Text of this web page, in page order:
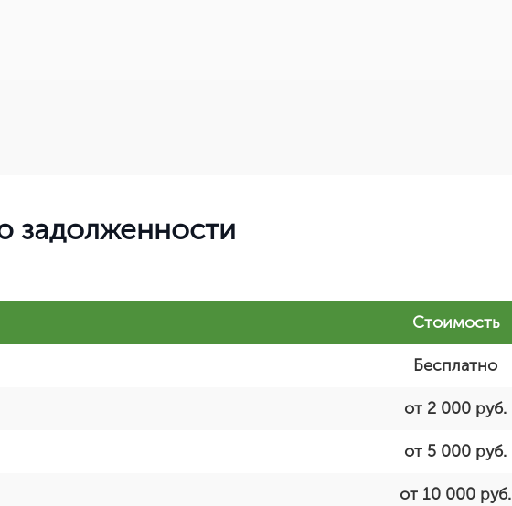
задолженности
Стоимость
Бесплатно
от 2 000 руб.
от 5 000 руб.
от 10 000 руб.